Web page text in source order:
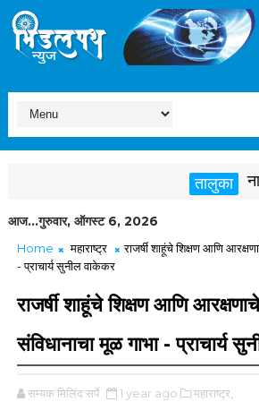
तालुका नागेश
आज...गुरुवार, ऑगस्ट 6, 2026
Home महाराष्ट्र
राजर्षी शाहूंचे शिक्षण आणि
- प्राचार्य सुनील वाकेकर
राजर्षी शाहूंचे शिक्षण आणि
संविधानाचा मूळ गाभा - प्राचार्य
सम्यक मिलिंद सर्पे 1 year ago महाराष्ट्र,